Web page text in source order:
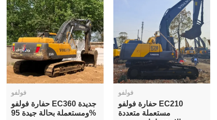
فولفو
حفارة زاحفة فولفو EC240
مستعملة للبيع
فولفو
حفارة زاحفة فولفو EC140
مستعملة للبيع